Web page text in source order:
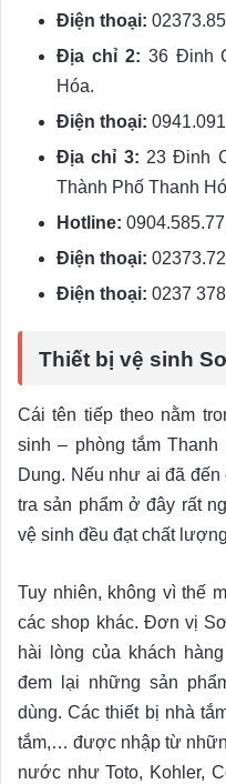
Điện thoại:
Địa chỉ 2: 36 Đinh
Hóa.
Điện thoại:
Địa chỉ 3: 23 Đinh
Thành Phố Thanh
Hotline:
Điện thoại:
Điện thoại: 0237
Thiết bị vệ sinh
Cái tên tiếp theo nằm
sinh – phòng tắm
Dung. Nếu như ai đã
tra sản phẩm ở đây rất
vệ sinh đều đạt chất
Tuy nhiên, không vì thế
các shop khác. Đơn vị
hài lòng của khách
đem lại những sản
dùng. Các thiết bị nhà
tắm,… được nhập từ
nước như Toto, Kohler,